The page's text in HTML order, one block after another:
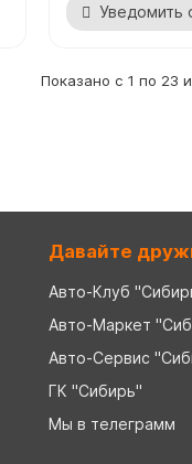
Уведомить
Показано с 1 по 23
Давайте
Авто-Клуб
Авто-Маркет
Авто-Сервис
ГК "Сибирь"
Мы в телеграмм